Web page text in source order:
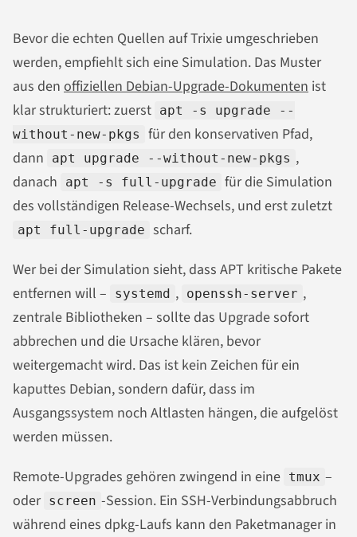
Bevor die echten Quellen auf Trixie umgeschrieben
werden, empfiehlt sich eine Simulation. Das Muster
aus den offiziellen Debian-Upgrade-Dokumenten ist
klar strukturiert: zuerst apt -s upgrade --
without-new-pkgs
für den konservativen Pfad,
dann
apt upgrade --without-new-pkgs ,
danach
apt -s full-upgrade für die Simulation
des vollständigen Release-Wechsels, und erst zuletzt
apt full-upgrade scharf.
Wer bei der Simulation sieht, dass APT kritische Pakete
entfernen will –
systemd , openssh-server ,
zentrale Bibliotheken – sollte das Upgrade sofort
abbrechen und die Ursache klären, bevor
weitergemacht wird. Das ist kein Zeichen für ein
kaputtes Debian, sondern dafür, dass im
Ausgangssystem noch Altlasten hängen, die aufgelöst
werden müssen.
Remote-Upgrades gehören zwingend in eine tmux –
oder screen -Session. Ein SSH-Verbindungsabbruch
während eines dpkg-Laufs kann den Paketmanager in